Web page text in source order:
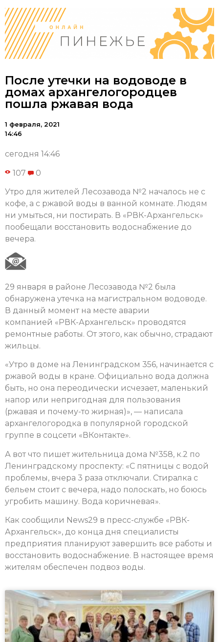
После утечки на водоводе в
домах архангелогородцев
пошла ржавая вода
1 февраля, 2021
14:46
сегодня 14:46
107 0
Утро для жителей Лесозавода №2 началось не с
кофе, а с ржавой воды в ванной комнате. Людям
ни умыться, ни постирать. В «РВК-Архангельск»
пообещали восстановить водоснабжение до
вечера.
29 января в районе Лесозавода №2 была
обнаружена утечка на магистральном водоводе.
В данный момент на месте аварии
компанией «РВК-Архангельск» проводятся
ремонтные работы. От этого, как обычно, страдают
жильцы.
«Утро в доме на Ленинградском 356, начинается с
ржавой воды в кране. Официально вода должна
быть, но она переодически исчезает, маленький
напор или непригодная для пользования
(ржавая и почему-то жирная)», — написала
архангелогородка в популярной городской
группе в соцсети «ВКонтакте».
А вот что пишет жительница дома №358, к.2 по
Ленинградскому проспекту: «С пятницы с водой
проблемы, вчера 3 раза отключали. Стиралка с
бельем стоит с вечера, надо полоскать, но боюсь
угробить машину. Вода коричневая».
Как сообщили News29 в пресс-службе «РВК-
Архангельск», до конца дня специалисты
предприятия планируют завершить все работы и
восстановить водоснабжение. В настоящее время
жителям обеспечен подвоз воды.